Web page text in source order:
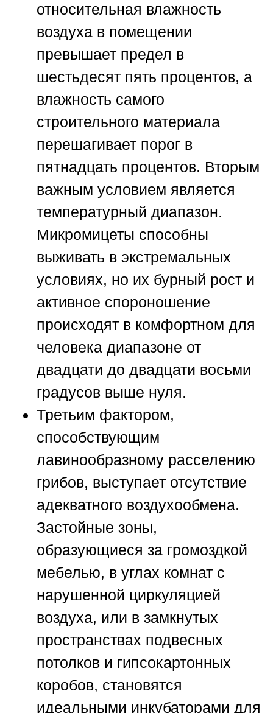
относительная влажность
воздуха в помещении
превышает предел в
шестьдесят пять процентов, а
влажность самого
строительного материала
перешагивает порог в
пятнадцать процентов. Вторым
важным условием является
температурный диапазон.
Микромицеты способны
выживать в экстремальных
условиях, но их бурный рост и
активное спороношение
происходят в комфортном для
человека диапазоне от
двадцати до двадцати восьми
градусов выше нуля.
Третьим фактором,
способствующим
лавинообразному расселению
грибов, выступает отсутствие
адекватного воздухообмена.
Застойные зоны,
образующиеся за громоздкой
мебелью, в углах комнат с
нарушенной циркуляцией
воздуха, или в замкнутых
пространствах подвесных
потолков и гипсокартонных
коробов, становятся
идеальными инкубаторами для